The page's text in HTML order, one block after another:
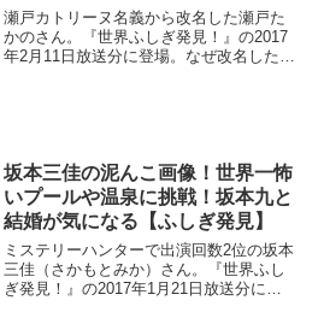
瀬戸カトリーヌ名義から改名した瀬戸た
かのさん。『世界ふしぎ発見！』の2017
年2月11日放送分に登場。なぜ改名したの
坂本三佳の泥んこ画像！世界一怖
いプールや温泉に挑戦！坂本九と
結婚が気になる【ふしぎ発見】
ミステリーハンターで出演回数2位の坂本
三佳（さかもとみか）さん。『世界ふし
ぎ発見！』の2017年1月21日放送分に登